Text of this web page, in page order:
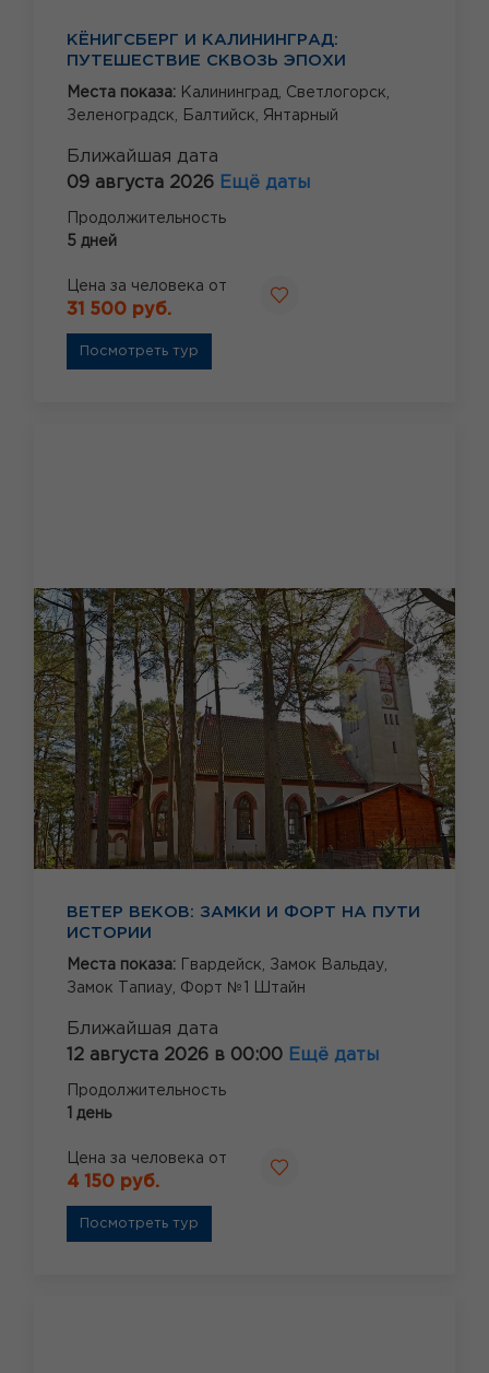
КЁНИГСБЕРГ И КАЛИНИНГРАД:
ПУТЕШЕСТВИЕ СКВОЗЬ ЭПОХИ
Места показа: Калининград, Светлогорск,
Зеленоградск,
Балтийск, Янтарный
Ближайшая дата
09 августа 2026 Ещё даты
Продолжительность
5 дней
Цена за человека от
31 500 руб.
Посмотреть тур
ВЕТЕР ВЕКОВ: ЗАМКИ И ФОРТ НА ПУТИ
ИСТОРИИ
Места показа: Гвардейск, Замок Вальдау,
Замок Тапиау, Форт №1 Штайн
Ближайшая дата
12 августа 2026 в 00:00 Ещё даты
Продолжительность
1 день
Цена за человека от
4 150 руб.
Посмотреть тур